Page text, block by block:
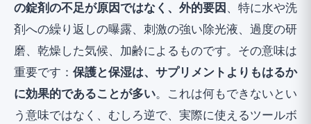
いつ爪が医学的問題を示すのか？（医師の
診察が必要な場合）
結論と実用的なケアルーチン
の錠剤の不足が原因ではなく、外的要因 、特に水や洗
剤への繰り返しの曝露、刺激の強い除光液、過度の研
磨、乾燥した気候、加齢によるものです。その意味は
重要です： 保護と保湿は、サプリメントよりもはるか
に効果的であることが多い。これは何もできないとい
う意味ではなく、むしろ逆で、実際に使えるツールボ